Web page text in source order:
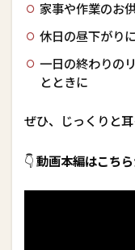
三
「
た
ふ
」
家事や作業のお
休日の昼下がり
一日の終わりの
とときに
ぜひ、じっくりと耳
👇 動画本編はこち